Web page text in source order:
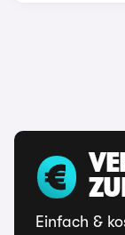
Einfach &